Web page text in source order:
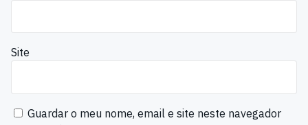
Site
Guardar o meu nome, email e site neste navegador